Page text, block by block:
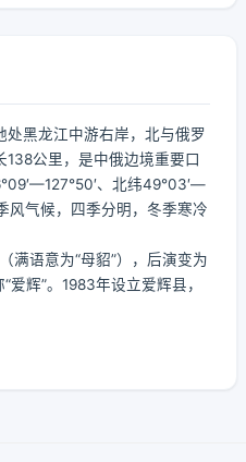
黑龙江中游右岸，北与俄罗
公里，是中俄边境重要口
、北纬49°03′—
风气候，四季分明，冬季寒冷
满语意为“母貂”），后演变为
爱辉”。1983年设立爱辉县，